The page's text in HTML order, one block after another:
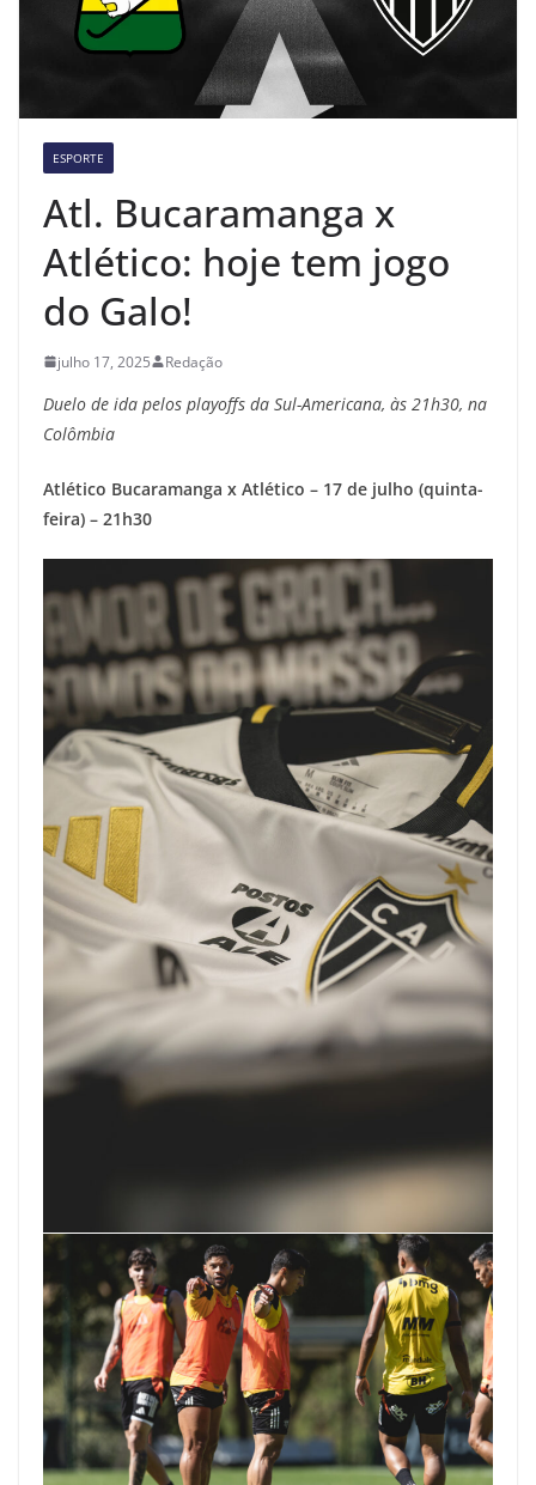
ESPORTE
Atl. Bucaramanga x
Atlético: hoje tem jogo
do Galo!
julho 17, 2025 Redação
Duelo de ida pelos playoffs da Sul-Americana, às 21h30, na
Colômbia
Atlético Bucaramanga x Atlético – 17 de julho (quinta-
feira) – 21h30